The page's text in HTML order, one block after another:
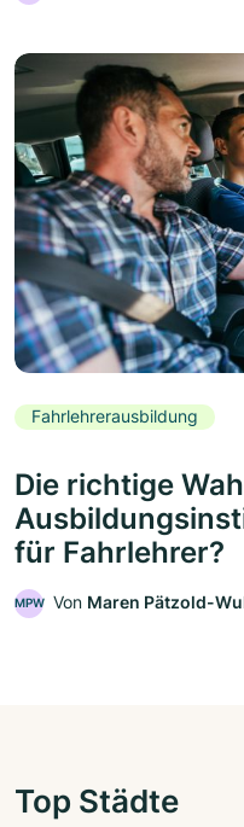
Fahrlehrerausbildung
Die richtige
für Fahrlehrer?
MPW Von Maren Pätzold-
Top Städte